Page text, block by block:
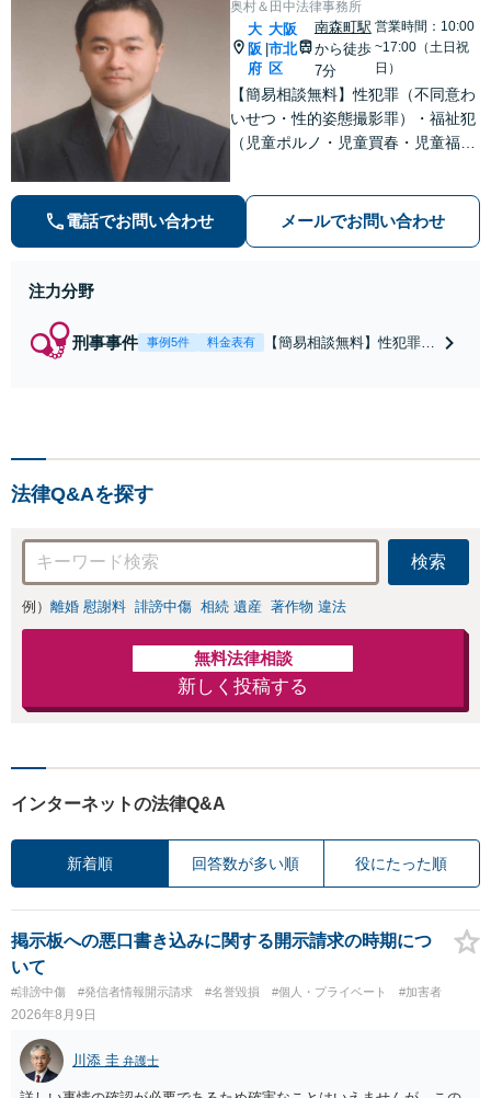
奥村＆田中法律事務所
大
阪
府
大阪
市北
区
南森町駅
から徒歩
7分
営業時間：10:00
~17:00（土日祝
日）
【簡易相談無料】性犯罪（不同意わ
いせつ・性的姿態撮影罪）・福祉犯
（児童ポルノ・児童買春・児童福祉
等）に非常に詳しい弁護士です
電話でお問い合わせ メールでお問い合わせ
注力分野
刑事事件 事例5件 料金表有
【簡易相談無料】性犯罪
法律Q&Aを探す
検索
例） 離婚 慰謝料 誹謗中傷 相続 遺産 著作物 違法
無料法律相談
新しく投稿する
インターネットの法律Q&A
新着順 回答数が多い順 役にたった順
掲示板への悪口書き込みに関する開示請求の時期につ
いて
#誹謗中傷 #発信者情報開示請求 #名誉毀損 #個人・プライベート #加害者
2026年8月9日
川添 圭 弁護士